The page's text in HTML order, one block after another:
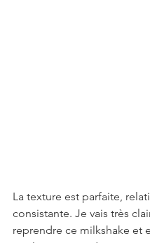
La texture est parfaite,
consistante. Je vais très
reprendre ce milkshake et